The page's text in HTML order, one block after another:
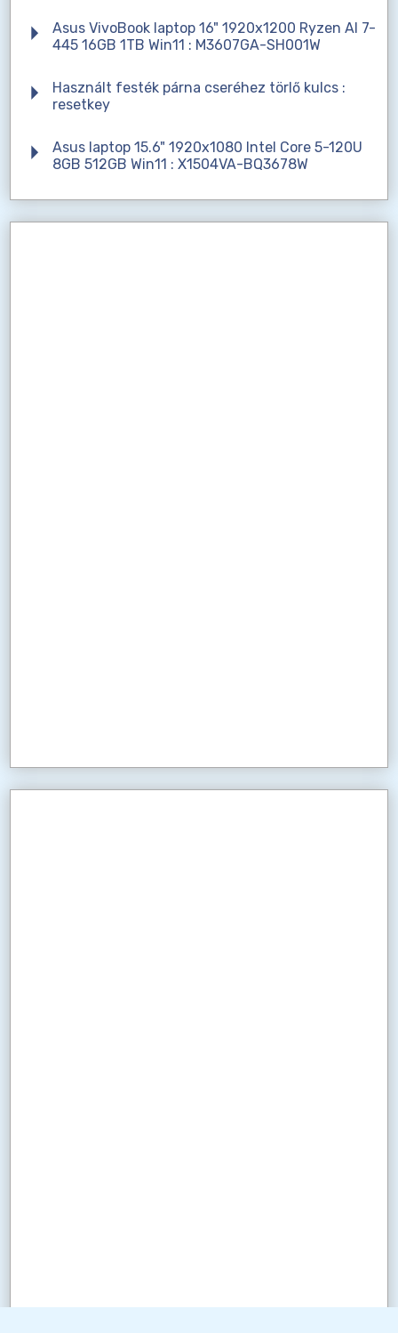
Asus VivoBook laptop 16" 1920x1200 Ryzen AI 7-
445 16GB 1TB Win11 : M3607GA-SH001W
Használt festék párna cseréhez törlő kulcs :
resetkey
Asus laptop 15.6" 1920x1080 Intel Core 5-120U
8GB 512GB Win11 : X1504VA-BQ3678W